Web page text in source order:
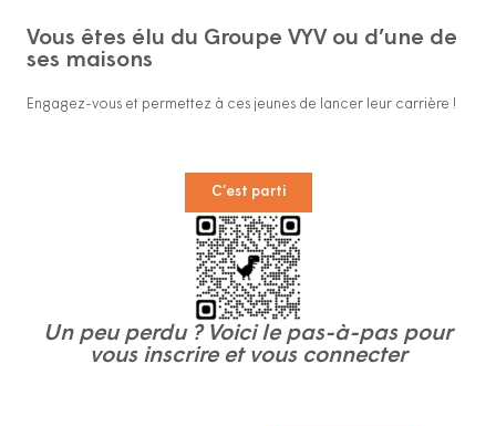
Vous êtes élu du Groupe VYV ou d’une de
ses maisons
Engagez-vous et permettez à ces jeunes de lancer leur carrière !
C’est parti
Un peu perdu ? Voici le pas-à-pas pour
vous inscrire et vous connecter